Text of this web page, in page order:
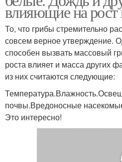
влияющие на рост
То, что грибы стремительно
совсем верное утверждение.
способен вызвать массовый
роста влияет и масса других
из них считаются следующие:
почвы.Вредоносные
Это интересно!